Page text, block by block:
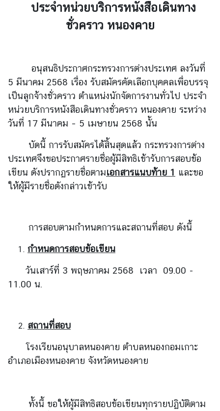
ป
ร
ะ
น
ร้
ย
.
ส
ก
ประจำหน่วยบริการหนังสือเดินทาง
ชั่วคราว หนองคาย
อนุสนธิประกาศกระทรวงการต่างประเทศ ลงวันที่
5 มีนาคม 2568 เรื่อง รับสมัครคัดเลือกบุคคลเพื่อบรรจุ
เป็นลูกจ้างชั่วคราว ตำแหน่งนักจัดการงานทั่วไป ประจำ
หน่วยบริการหนังสือเดินทางชั่วคราว หนองคาย ระหว่าง
วันที่ 17 มีนาคม – 5 เมษายน 2568 นั้น
บัดนี้ การรับสมัครได้สิ้นสุดแล้ว กระทรวงการต่าง
ประเทศจึงขอประกาศรายชื่อผู้มีสิทธิเข้ารับการสอบข้อ
เขียน ดังปรากฏรายชื่อตามเอกสารแนบท้าย 1 และขอ
ให้ผู้มีรายชื่อดังกล่าวเข้ารับ
การสอบตามกำหนดการและสถานที่สอบ ดังนี้
กำหนดการสอบข้อเขียน
วันเสาร์ที่ 3 พฤษภาคม 2568 เวลา 09.00 -
11.00 น.
สถานที่สอบ
โรงเรียนอนุบาลหนองคาย ตำบลหนองกอมเกาะ
อำเภอเมืองหนองคาย จังหวัดหนองคาย
ทั้งนี้ ขอให้ผู้มีสิทธิสอบข้อเขียนทุกรายปฏิบัติตาม